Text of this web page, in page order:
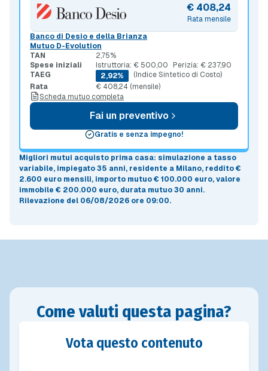
Rata mensile
€ 408,24
Banco di Desio e della Brianza
Mutuo D-Evolution
TAN
2,75%
Spese iniziali
Istruttoria: € 500,00
Perizia: € 237,90
TAEG
2,92%
(Indice Sintetico di Costo)
Rata
€ 408,24 (mensile)
Scheda mutuo completa
Fai un preventivo
Gratis e senza impegno!
Migliori mutui acquisto prima casa: simulazione a tasso
variabile, impiegato 35 anni, residente a Milano, reddito €
2.600 euro mensili, importo mutuo€ 100.000 euro, valore
immobile € 200.000 euro, durata mutuo30 anni.
Rilevazione del 06/08/2026 ore 09:00.
Come valuti questa pagina?
Vota questo contenuto